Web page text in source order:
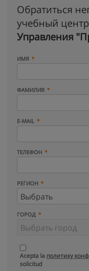
Обратиться
учебный центр
Управления
ИМЯ
ФАМИЛИЯ
E-MAIL
ТЕЛЕФОН
РЕГИОН
ГОРОД
Acepta la политику
solicitud